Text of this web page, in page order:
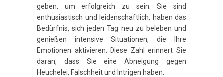
geben, um erfolgreich zu sein. Sie sind
enthusiastisch und leidenschaftlich, haben das
Bedürfnis, sich jeden Tag neu zu beleben und
genießen intensive Situationen, die Ihre
Emotionen aktivieren. Diese Zahl erinnert Sie
daran, dass Sie eine Abneigung gegen
Heuchelei, Falschheit und Intrigen haben.